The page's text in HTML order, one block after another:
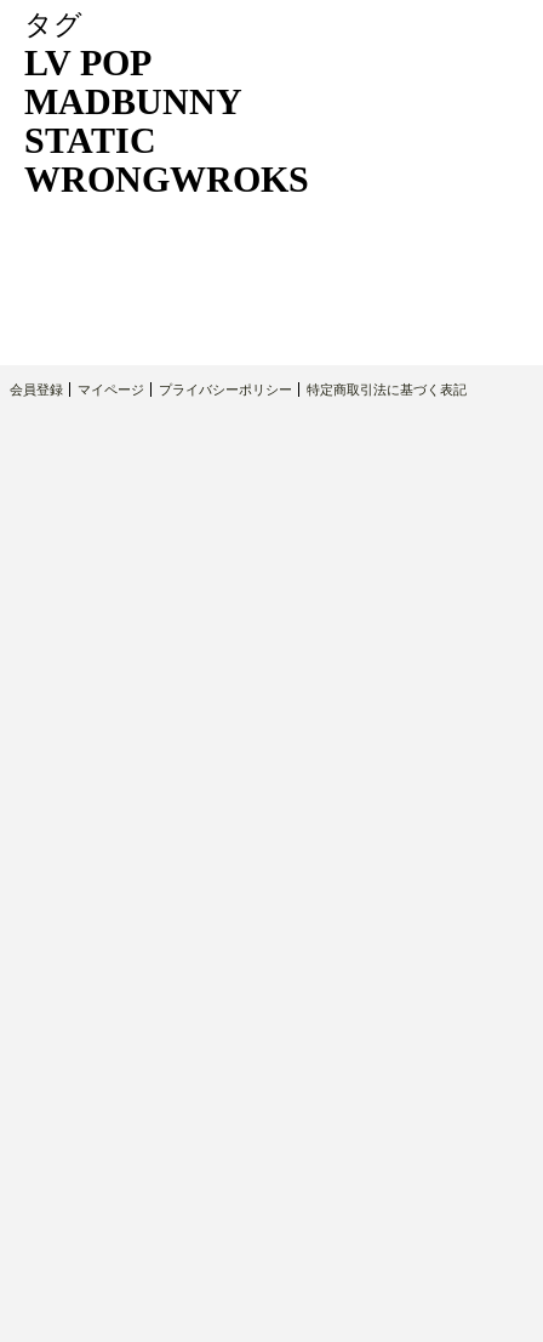
タグ
LV POP
MADBUNNY
STATIC
WRONGWROKS
会員登録 マイページ プライバシーポリシー 特定商取引法に基づく表記